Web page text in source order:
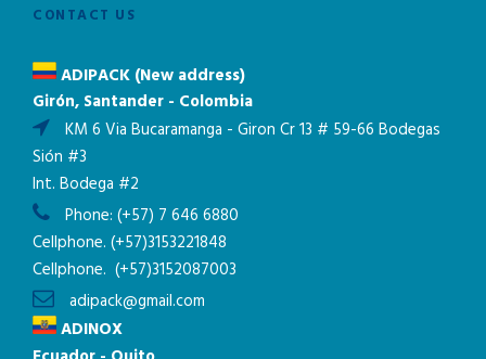
CONTACT US
ADIPACK (New address)
Girón, Santander - Colombia
KM 6 Via Bucaramanga - Giron Cr 13 # 59-66 Bodegas
Sión #3
Int. Bodega #2
Phone: (+57) 7 646 6880
Cellphone. (+57)3153221848
Cellphone. (+57)3152087003
adipack@gmail.com
ADINOX